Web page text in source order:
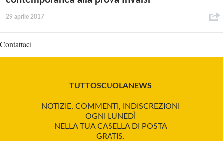
29 aprile 2017
Contattaci
TUTTOSCUOLANEWS
NOTIZIE, COMMENTI, INDISCREZIONI
OGNI LUNEDÌ
NELLA TUA CASELLA DI POSTA
GRATIS.